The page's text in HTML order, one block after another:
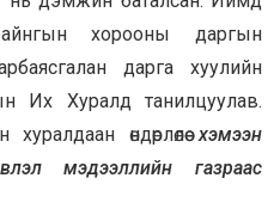
хорооны даргын
дарга хуулийн
Их Хуралд танилцуулав.
өндөрлөлөөхэмээн
мэдээллийн газраас